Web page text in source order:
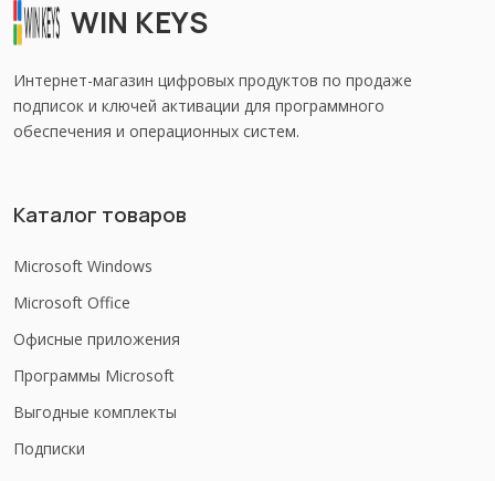
WIN KEYS
Интернет-магазин цифровых продуктов по продаже
подписок и ключей активации для программного
обеспечения и операционных систем.
Каталог товаров
Microsoft Windows
Microsoft Office
Офисные приложения
Программы Microsoft
Выгодные комплекты
Подписки